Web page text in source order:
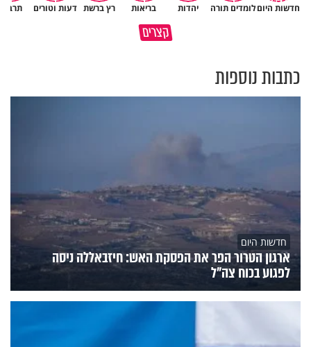
חדשות היוםלומדים תורה יהדות בריאות רץ ברשת דעות וטורים
קצרים
תעצרו לפני שאתם מוציאים דיבה
כתבות נוספות
חדשות היום
ארגון הטרור הפר את הפסקת האש: חיזבאללה ניסה
לפגוע בכוח צה"ל